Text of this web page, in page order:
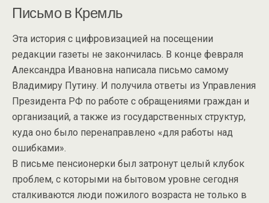
Письмо в Кремль
Эта история с цифровизацией на посещении
редакции газеты не закончилась. В конце февраля
Александра Ивановна написала письмо самому
Владимиру Путину. И получила ответы из Управления
Президента РФ по работе с обращениями граждан и
организаций, а также из государственных структур,
куда оно было перенаправлено «для работы над
ошибками».
В письме пенсионерки был затронут целый клубок
проблем, с которыми на бытовом уровне сегодня
сталкиваются люди пожилого возраста не только в